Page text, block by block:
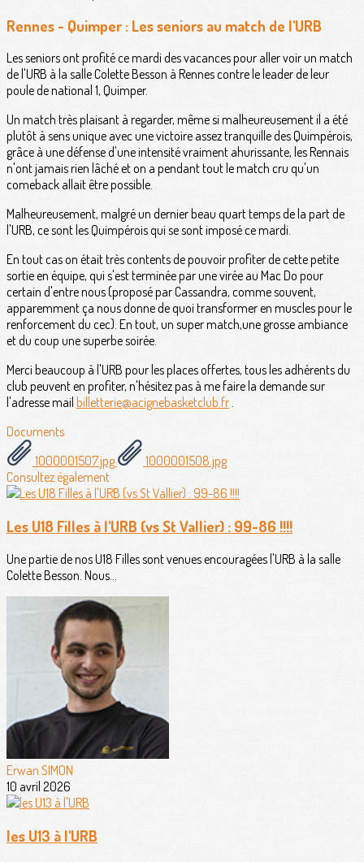
Rennes - Quimper : Les seniors au match de l'URB
Les seniors ont profité ce mardi des vacances pour aller voir un match
de l'URB à la salle Colette Besson à Rennes contre le leader de leur
poule de national 1, Quimper.
Un match très plaisant à regarder, même si malheureusement il a été
plutôt à sens unique avec une victoire assez tranquille des Quimpérois,
grâce à une défense d'une intensité vraiment ahurissante, les Rennais
n'ont jamais rien lâché et on a pendant tout le match cru qu'un
comeback allait être possible.
Malheureusement, malgré un dernier beau quart temps de la part de
l'URB, ce sont les Quimpérois qui se sont imposé ce mardi.
En tout cas on était très contents de pouvoir profiter de cette petite
sortie en équipe, qui s'est terminée par une virée au Mac Do pour
certain d'entre nous (proposé par Cassandra, comme souvent,
apparemment ça nous donne de quoi transformer en muscles pour le
renforcement du cec). En tout, un super match,une grosse ambiance
et du coup une superbe soirée.
Merci beaucoup à l'URB pour les places offertes, tous les adhérents du
club peuvent en profiter, n'hésitez pas à me faire la demande sur
l'adresse mail billetterie@acignebasketclub.fr .
Documents
1000001507.jpg
1000001508.jpg
Consultez également
Les U18 Filles à l'URB (vs St Vallier) : 99-86 !!!!
Une partie de nos U18 Filles sont venues encouragées l'URB à la salle
Colette Besson. Nous...
Erwan SIMON
10 avril 2026
les U13 à l'URB